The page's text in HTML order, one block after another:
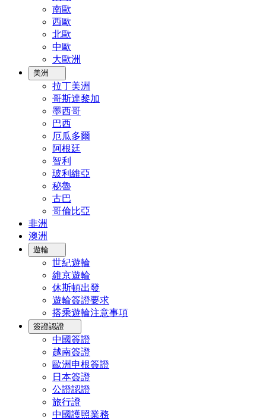
南歐
西歐
北歐
中歐
大歐洲
美洲
拉丁美洲
哥斯達黎加
墨西哥
巴西
厄瓜多爾
阿根廷
智利
玻利維亞
秘魯
古巴
哥倫比亞
非洲
澳洲
遊輪
世紀遊輪
維京遊輪
休斯頓出發
遊輪簽證要求
搭乘遊輪注意事項
簽證認證
中國簽證
越南簽證
歐洲申根簽證
日本簽證
公證認證
旅行證
中國護照業務